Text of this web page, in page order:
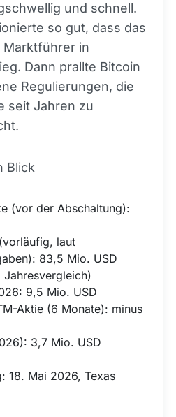
und schnell.
so gut, dass das
Marktführer in
Dann prallte Bitcoin
Regulierungen, die
seit Jahren zu
Blick
(vor der Abschaltung):
laut
83,5 Mio. USD
9,5 Mio. USD
Aktie (6 Monate): minus
3,7 Mio. USD
18. Mai 2026, Texas